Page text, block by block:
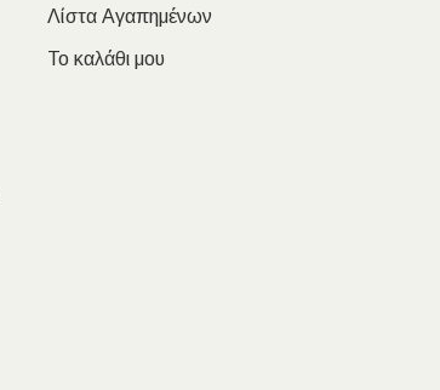
Λίστα Αγαπημένων
Το καλάθι μου